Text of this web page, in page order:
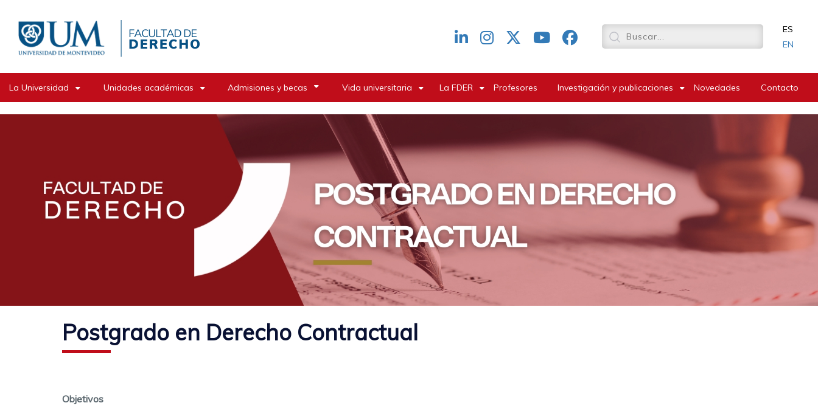
contenido
principal
Redes
header
ES
EN
La Universidad Unidades académicas Admisiones y becas Vida universitaria La FDER Profesores Investigación y publicaciones Novedades Contacto
Postgrado en Derecho Contractual
Objetivos